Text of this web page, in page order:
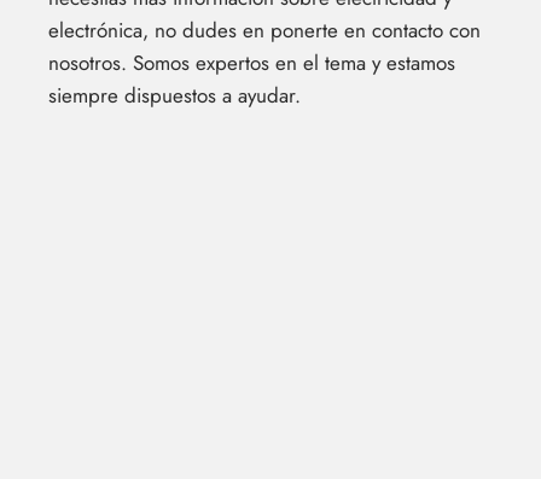
electrónica, no dudes en ponerte en contacto con
nosotros. Somos expertos en el tema y estamos
siempre dispuestos a ayudar.